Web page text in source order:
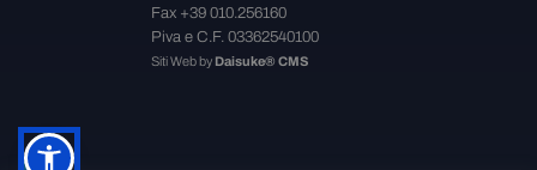
Fax +39 010.256160
Piva e C.F. 03362540100
Siti Webby Daisuke® CMS